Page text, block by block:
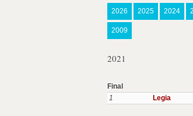
2026 2025 2024
2009
2021
Final
1
Legia